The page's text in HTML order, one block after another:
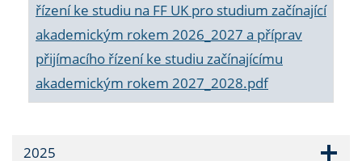
řízení ke studiu na FF UK pro studium začínající
akademickým rokem 2026_2027 a příprav
přijímacího řízení ke studiu začínajícímu
akademickým rokem 2027_2028.pdf
2025